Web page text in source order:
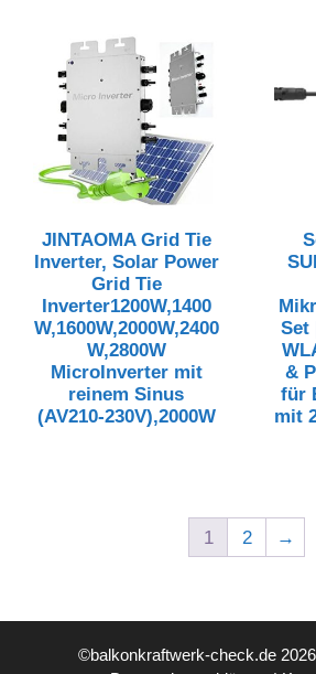
JINTAOMA Grid Tie
Inverter, Solar Power
Grid Tie
Inverter1200W,1400
W,1600W,2000W,2400
W,2800W
MicroInverter mit
reinem Sinus
(AV210-230V),2000W
Set
&
für
mit
1 2 →
©balkonkraftwerk-check.de